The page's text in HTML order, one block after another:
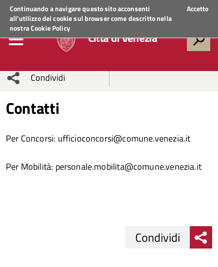
Continuando a navigare questo sito acconsenti
all'utilizzo dei cookie sul browser come descritto nella
nostraCookie Policy
Accetto
Regione VenetoACCEDI AI SERVIZI
Città di Venezia
Condividi
network
Condividi
Facebook
su
Twitter
Condividi
su
Condividi
Contatti
Per Concorsi: ufficioconcorsi@comune.venezia.it
Per Mobilità: personale.mobilita@comune.venezia.it
Condividi